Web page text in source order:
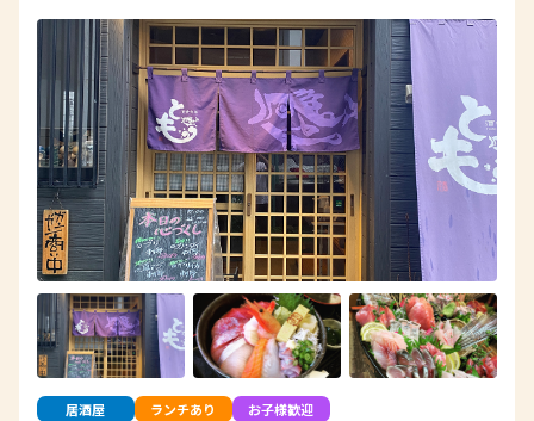
居酒屋 ランチあり お子様歓迎